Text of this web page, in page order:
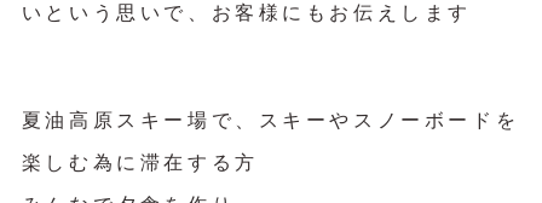
いという思いで、お客様にもお伝えします
夏油高原スキー場で、スキーやスノーボードを
楽しむ為に滞在する方